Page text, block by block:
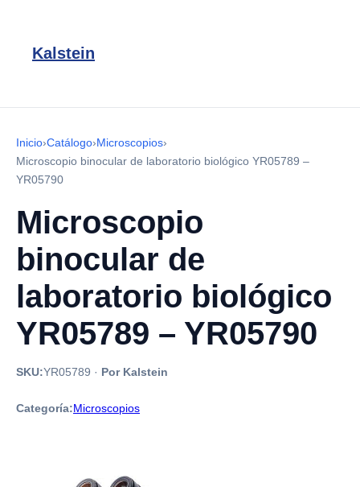
Kalstein
Inicio›Catálogo›Microscopios›
Microscopio binocular de laboratorio biológico YR05789 –
YR05790
Microscopio
binocular de
laboratorio biológico
YR05789 – YR05790
SKU:YR05789 · Por Kalstein
Categoría:Microscopios